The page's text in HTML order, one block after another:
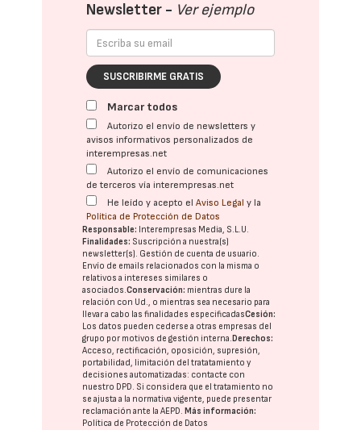
Newsletter - Ver ejemplo
SUSCRIBIRME GRATIS
Marcar todos
Autorizo el envío de newsletters y
avisos informativos personalizados de
interempresas.net
Autorizo el envío de comunicaciones
de terceros vía interempresas.net
He leído y acepto elAviso Legal y la
Política de Protección de Datos
Responsable: Interempresas Media, S.L.U.
Finalidades: Suscripción a nuestra(s)
newsletter(s). Gestión de cuenta de usuario.
Envío de emails relacionados con la misma o
relativos a intereses similares o
asociados.Conservación: mientras dure la
relación con Ud., o mientras sea necesario para
llevar a cabo las finalidades especificadasCesión:
Los datos pueden cederse a otras empresas del
grupo por motivos de gestión interna. Derechos:
Acceso, rectificación, oposición, supresión,
portabilidad, limitación del tratatamiento y
decisiones automatizadas: contacte con
nuestro DPD. Si considera que el tratamiento no
se ajusta a la normativa vigente, puede presentar
reclamación ante laAEPD. Más información:
Política de Protección de Datos